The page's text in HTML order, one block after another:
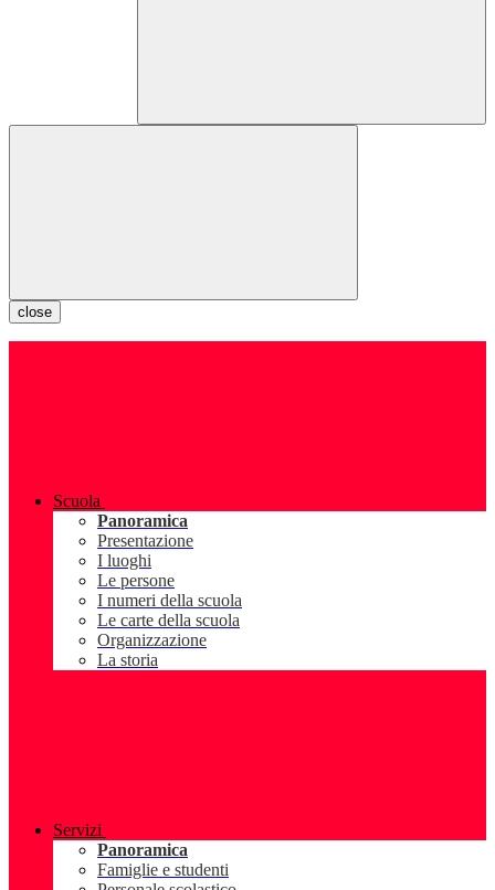
close
Scuola
Panoramica
Presentazione
I luoghi
Le persone
I numeri della scuola
Le carte della scuola
Organizzazione
La storia
Servizi
Panoramica
Famiglie e studenti